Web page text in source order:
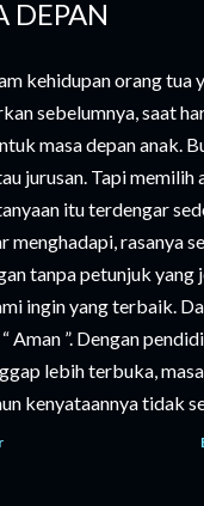
DEPAN
kehidupan orang tua
sebelumnya, saat
masa depan anak.
jurusan. Tapi memilih
itu terdengar
menghadapi, rasanya
tanpa petunjuk yang
ingin yang terbaik.
Aman ”. Dengan
lebih terbuka,
kenyataannya tidak
Bukan hanya uang